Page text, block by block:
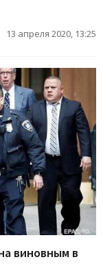
13 апреля 2020, 13:25
виновным в